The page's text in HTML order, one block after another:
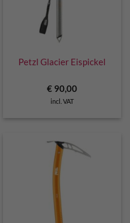
Petzl Glacier Eispickel
€ 90,00
incl. VAT